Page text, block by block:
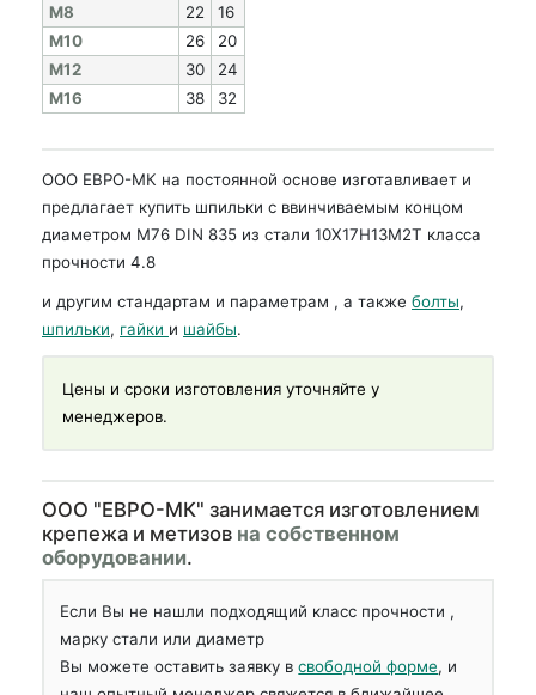
M8
22
16
M10
26
20
M12
30
24
M16
38 32
ООО ЕВРО-МК на постоянной основе изготавливает и
предлагает купить шпильки с ввинчиваемым концом
диаметром М76 DIN 835 из стали 10Х17Н13М2Т класса
прочности 4.8
и другим стандартам и параметрам , а также болты,
шпильки, гайки и шайбы.
Цены и сроки изготовления уточняйте у
менеджеров.
OOO "ЕВРО-МК" занимается изготовлением
крепежа и метизов на собственном
оборудовании.
Если Вы не нашли подходящий класс прочности ,
марку стали или диаметр
Вы можете оставить заявку всвободной форме, и